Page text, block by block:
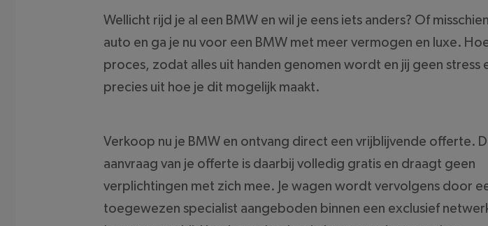
Wellicht rijd je al een BMW en wil je eens iets anders? Of
auto en ga je nu voor een BMW met meer vermogen en luxe.
proces, zodat alles uit handen genomen wordt en jij geen stress
precies uit hoe je dit mogelijk maakt.
Verkoop nu je BMW en ontvang direct een vrijblijvende offerte.
aanvraag van je offerte is daarbij volledig gratis en draagt geen
verplichtingen met zich mee. Je wagen wordt vervolgens door
toegewezen specialist aangeboden binnen een exclusief